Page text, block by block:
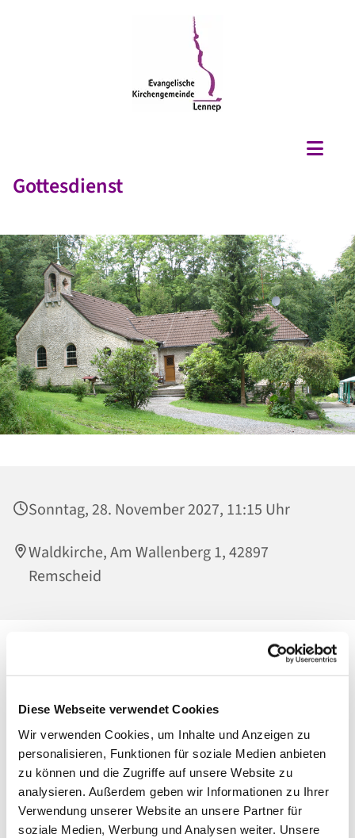
Diese Webseite verwendet Cookies
Wir verwenden Cookies, um Inhalte und Anzeigen zu
personalisieren, Funktionen für soziale Medien anbieten
zu können und die Zugriffe auf unsere Website zu
analysieren. Außerdem geben wir Informationen zu Ihrer
Verwendung unserer Website an unsere Partner für
soziale Medien, Werbung und Analysen weiter. Unsere
Gottesdienst
Sonntag, 28. November 2027, 11:15 Uhr
Waldkirche, Am Wallenberg 1, 42897
Remscheid